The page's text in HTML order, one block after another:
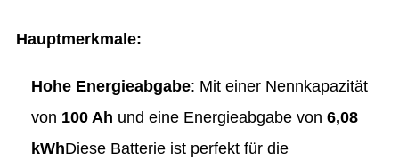
Hauptmerkmale:
Hohe Energieabgabe: Mit einer Nennkapazität
von 100 Ah und eine Energieabgabe von6,08
kWhDiese Batterie ist perfekt für die